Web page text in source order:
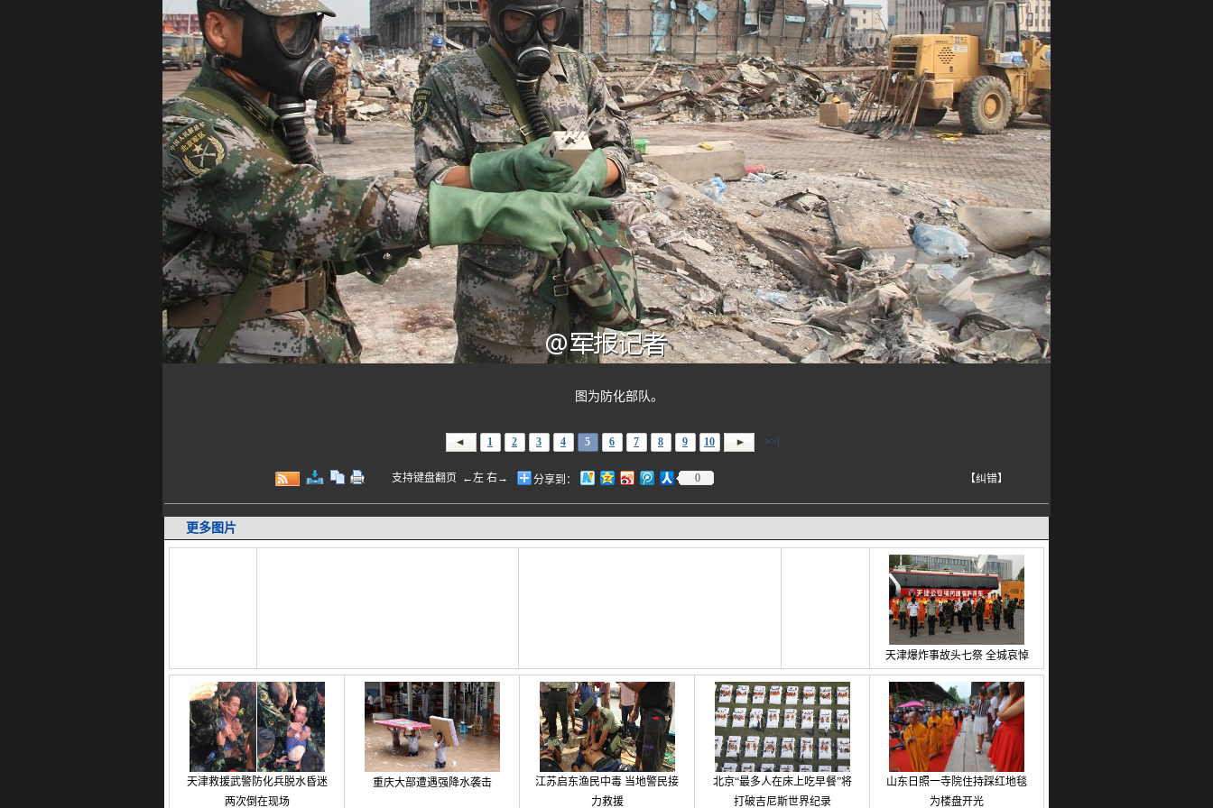
图为防化部队。
1 2 3 4 5 6 7 8 9 10 >>|
支持键盘翻页 ←左 右→ 分享到： 0 【纠错】
更多图片
天津爆炸事故头七祭 全城哀悼
天津救援武警防化兵脱水昏迷
两次倒在现场
重庆大部遭遇强降水袭击
江苏启东渔民中毒 当地警民接
力救援
北京“最多人在床上吃早餐”将
打破吉尼斯世界纪录
山东日照一寺院住持踩红地毯
为楼盘开光